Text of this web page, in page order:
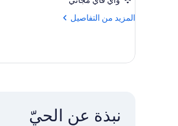
المزيد من التفاصيل
المزيد
غرفة
نبذة عن الحيّ